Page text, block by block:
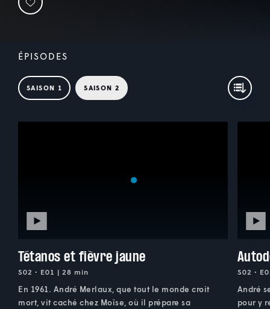
ÉPISODES
SAISON 1 SAISON 2
Tétanos et fièvre jaune
S02 • E01 | 28 min
En 1961. André Merlaux, que tout le monde croit
mort, vit caché chez Moïse, où il prépare sa
S02 •
André
pour y